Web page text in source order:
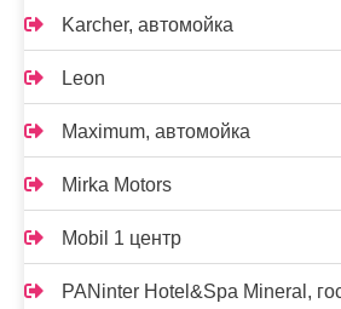
Karcher, автомойка
Leon
Maximum, автомойка
Mirka Motors
Mobil 1 центр
PANinter Hotel&Spa Mineral,